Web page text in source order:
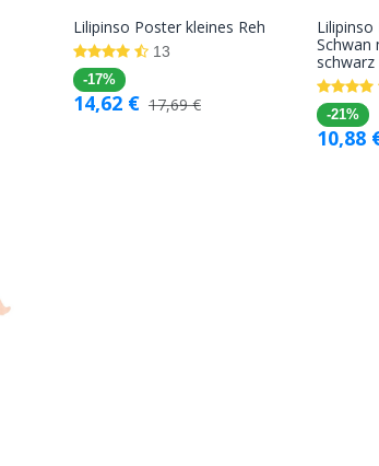
In den
Lilipinso Poster kleines Reh
13
-17%
14,62€ 17,69€
Schwan
schwarz
-21%
10,88